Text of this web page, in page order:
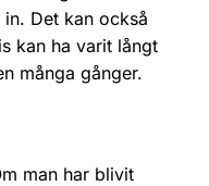
Det kan också
kan ha varit långt
många gånger.
man har blivit